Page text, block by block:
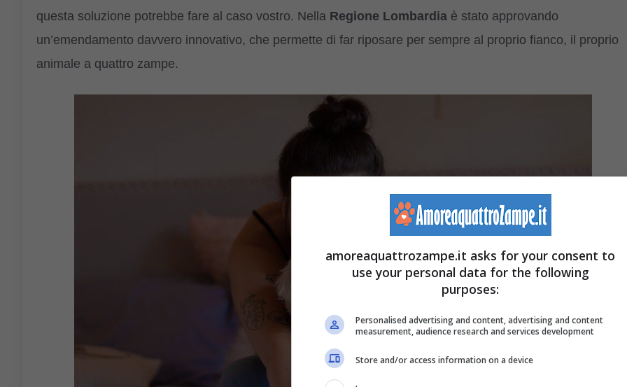
questa soluzione potrebbe fare al caso vostro. Nella Regione Lombardia è stato approvando
un’emendamento davvero innovativo, che permette di far riposare per sempre al proprio fianco, il proprio
animale a quattro zampe.
amoreaquattrozampe.it asks for your consent to
use your personal data for the following
purposes:
Personalised advertising and content, advertising and content
measurement, audience research and services development
Store and/or access information on a device